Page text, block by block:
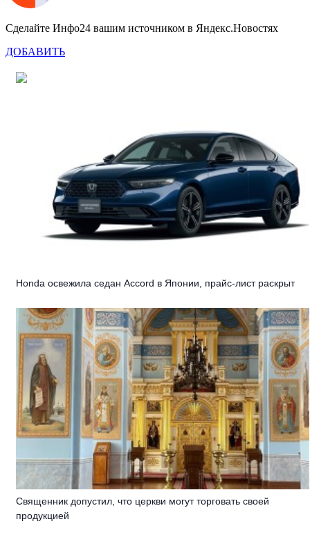
Сделайте Инфо24 вашим источником в Яндекс.Новостях
ДОБАВИТЬ
Honda освежила седан Accord в Японии, прайс-лист раскрыт
Священник допустил, что церкви могут торговать своей
продукцией